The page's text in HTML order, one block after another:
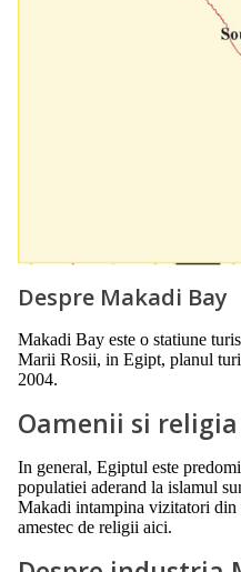
Despre Makadi Bay
Makadi Bay este o statiune
Marii Rosii, in Egipt, planul
2004.
Oamenii si
In general, Egiptul este
populatiei aderand la islamul
Makadi intampina vizitatori din
amestec de religii aici.